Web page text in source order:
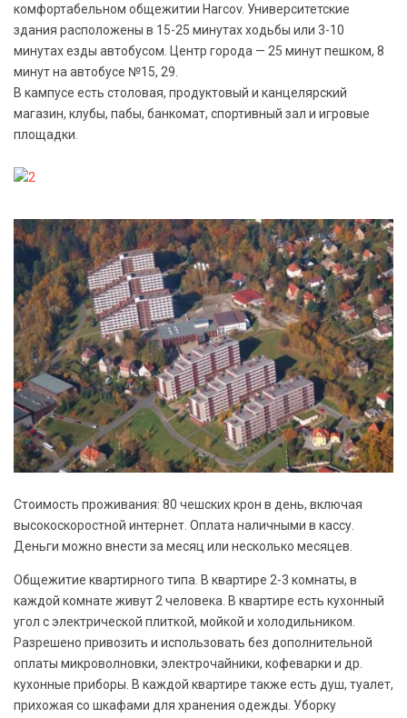
комфортабельном общежитии Harcov. Университетские
здания расположены в 15-25 минутах ходьбы или 3-10
минутах езды автобусом. Центр города — 25 минут пешком, 8
минут на автобусе №15, 29.
В кампусе есть столовая, продуктовый и канцелярский
магазин, клубы, пабы, банкомат, спортивный зал и игровые
площадки.
Стоимость проживания: 80 чешских крон в день, включая
высокоскоростной интернет. Оплата наличными в кассу.
Деньги можно внести за месяц или несколько месяцев.
Общежитие квартирного типа. В квартире 2-3 комнаты, в
каждой комнате живут 2 человека. В квартире есть кухонный
угол с электрической плиткой, мойкой и холодильником.
Разрешено привозить и использовать без дополнительной
оплаты микроволновки, электрочайники, кофеварки и др.
кухонные приборы. В каждой квартире также есть душ, туалет,
прихожая со шкафами для хранения одежды. Уборку